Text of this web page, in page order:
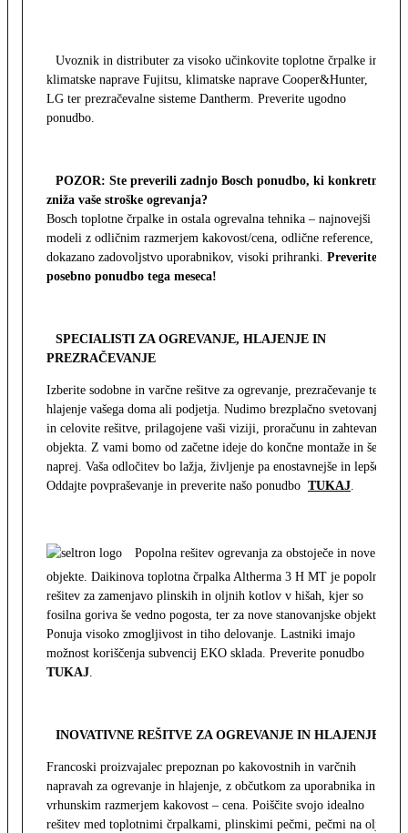
Uvoznik in distributer za visoko učinkovite toplotne črpalke in
klimatske naprave Fujitsu, klimatske naprave Cooper&Hunter,
LG ter prezračevalne sisteme Dantherm. Preverite ugodno
ponudbo.
POZOR: Ste preverili zadnjo Bosch ponudbo, ki konkretno
zniža vaše stroške ogrevanja?
Bosch toplotne črpalke in ostala ogrevalna tehnika – najnovejši
modeli z odličnim razmerjem kakovost/cena, odlične reference,
dokazano zadovoljstvo uporabnikov, visoki prihranki. Preverite
posebno ponudbo tega meseca!
SPECIALISTI ZA OGREVANJE, HLAJENJE IN
PREZRAČEVANJE
Izberite sodobne in varčne rešitve za ogrevanje, prezračevanje ter
hlajenje vašega doma ali podjetja. Nudimo brezplačno svetovanje
in celovite rešitve, prilagojene vaši viziji, proračunu in zahtevam
objekta. Z vami bomo od začetne ideje do končne montaže in še
naprej. Vaša odločitev bo lažja, življenje pa enostavnejše in lepše.
Oddajte povpraševanje in preverite našo ponudbo TUKAJ.
Popolna rešitev ogrevanja za obstoječe in nove
objekte. Daikinova toplotna črpalka Altherma 3 H MT je popolna
rešitev za zamenjavo plinskih in oljnih kotlov v hišah, kjer so
fosilna goriva še vedno pogosta, ter za nove stanovanjske objekte.
Ponuja visoko zmogljivost in tiho delovanje. Lastniki imajo
možnost koriščenja subvencij EKO sklada. Preverite ponudbo
TUKAJ.
INOVATIVNE REŠITVE ZA OGREVANJE IN HLAJENJE
Francoski proizvajalec prepoznan po kakovostnih in varčnih
napravah za ogrevanje in hlajenje, z občutkom za uporabnika in z
vrhunskim razmerjem kakovost – cena. Poiščite svojo idealno
rešitev med toplotnimi črpalkami, plinskimi pečmi, pečmi na olje